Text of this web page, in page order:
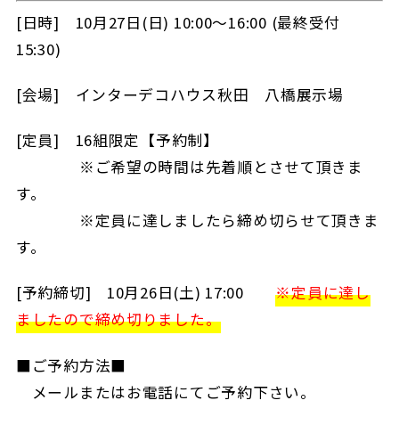
[日時] 10月27日(日) 10:00～16:00 (最終受付
15:30)
[会場] インターデコハウス秋田 八橋展示場
[定員] 16組限定【予約制】
※ご希望の時間は先着順とさせて頂きま
す。
※定員に達しましたら締め切らせて頂きま
す。
[予約締切] 10月26日(土) 17:00※定員に達し
ましたので締め切りました。
■ご予約方法■
メールまたはお電話にてご予約下さい。